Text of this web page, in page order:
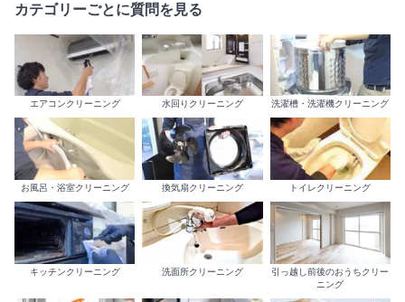
カテゴリーごとに質問を見る
エアコンクリーニング 水回りクリーニング 洗濯槽・洗濯機クリーニング
お風呂・浴室クリーニング 換気扇クリーニング トイレクリーニング
キッチンクリーニング 洗面所クリーニング
引っ越し前後のおうちクリー
ニング